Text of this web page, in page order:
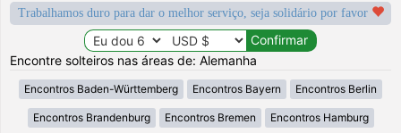
Trabalhamos duro para dar o melhor serviço, seja solidário por favor
Encontre solteiros nas áreas de: Alemanha
Encontros Baden-Württemberg Encontros Bayern Encontros Berlin
Encontros Brandenburg Encontros Bremen Encontros Hamburg